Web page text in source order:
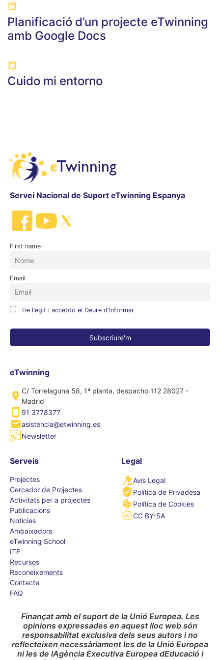
Planificació d’un projecte eTwinning
amb Google Docs
Cuido mi entorno
Servei Nacional de Suport eTwinning Espanya
First name
Email
He llegit i accepto el Deure d'Informar
eTwinning
C/ Torrelaguna 58, 1ª planta, despacho 112 28027 -
Madrid
91 3778377
asistencia@etwinning.es
Newsletter
Serveis
Projectes
Cercador de Projectes
Activitats per a projectes
Publicacions
Notícies
Ambaixadors
eTwinning School
ITE
Recursos
Reconeixements
Contacte
FAQ
Legal
Avís Legal
Política de Privadesa
Política de Cookies
CC BY-SA
Finançat amb el suport de la Unió Europea. Les
opinions expressades en aquest lloc web són
responsabilitat exclusiva dels seus autors i no
reflecteixen necessàriament les de la Unió Europea
ni les de lAgència Executiva Europea dEducació i